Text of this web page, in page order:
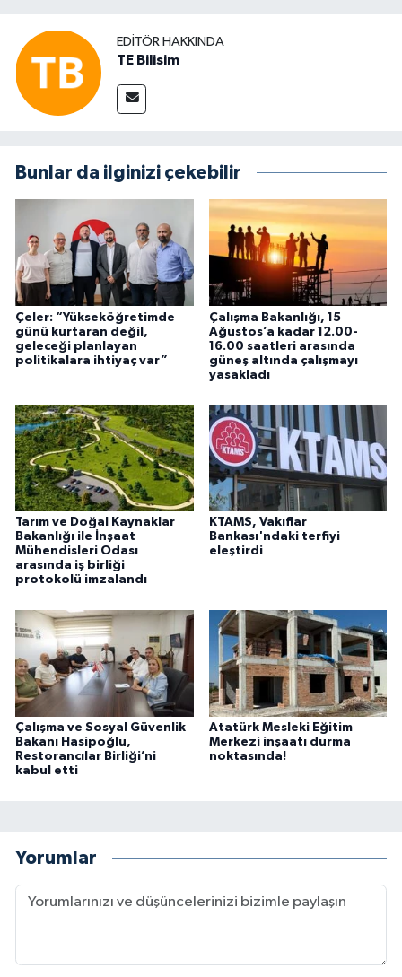
EDITÖR HAKKINDA
TE Bilisim
Bunlar da ilginizi çekebilir
Çeler: “Yükseköğretimde
günü kurtaran değil,
geleceği planlayan
politikalara ihtiyaç var”
Çalışma Bakanlığı, 15
Ağustos’a kadar 12.00-
16.00 saatleri arasında
güneş altında çalışmayı
yasakladı
Tarım ve Doğal Kaynaklar
Bakanlığı ile İnşaat
Mühendisleri Odası
arasında iş birliği
protokolü imzalandı
KTAMS, Vakıflar
Bankası'ndaki terfiyi
eleştirdi
Çalışma ve Sosyal Güvenlik
Bakanı Hasipoğlu,
Restorancılar Birliği’ni
kabul etti
Atatürk Mesleki Eğitim
Merkezi inşaatı durma
noktasında!
Yorumlar